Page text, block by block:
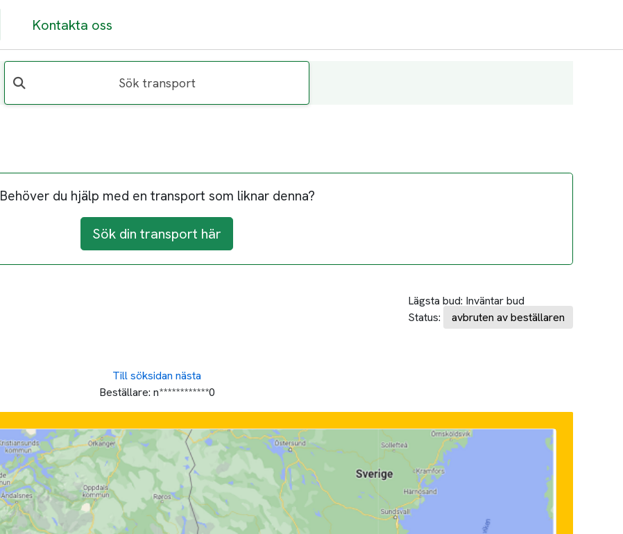
Kontakta oss
Sök transport
Behöver du hjälp med en transport som liknar denna?
Sök din transport här
Lägsta bud: Inväntar bud
Status:
avbruten av beställaren
Till söksidan nästa
Beställare: n************0